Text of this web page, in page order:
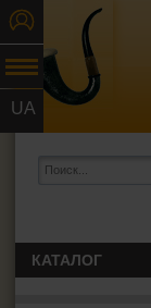
UA
КАТАЛОГ